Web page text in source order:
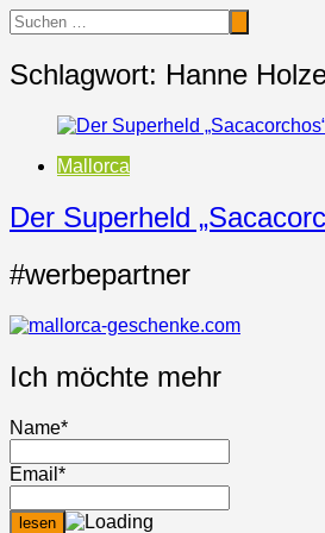
Schlagwort: Hanne
Mallorca
Der Superheld
#werbepartner
Ich möchte mehr
Name*
Email*